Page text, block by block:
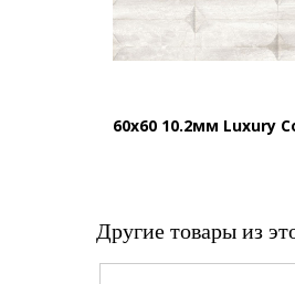
60x60 10.2мм Luxury
Другие товары из